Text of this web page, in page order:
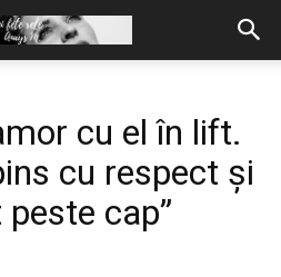
cu el în lift.
cu respect și
cap”